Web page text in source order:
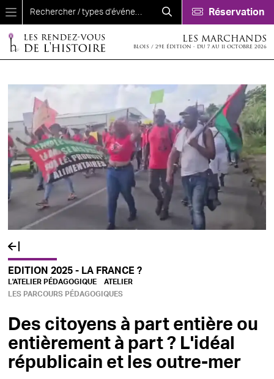
Aller au contenu principal
Réservation
LES MARCHANDS
BLOIS / 29E ÉDITION - DU 7 AU 11 OCTOBRE 2026
EDITION 2025 - LA FRANCE ?
L'ATELIER PÉDAGOGIQUE
ATELIER
LES PARCOURS PÉDAGOGIQUES
Des citoyens à part entière ou
entièrement à part ? L'idéal
républicain et les outre-mer